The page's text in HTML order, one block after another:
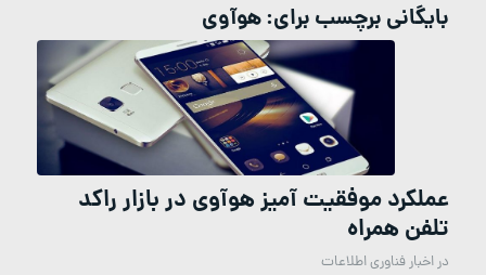
بایگانی برچسب برای:هوآوی
عملکرد موفقیت آمیز هوآوی در بازار راکد
تلفن همراه
دراخبار فناوری اطلاعات